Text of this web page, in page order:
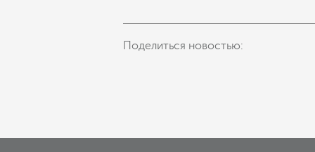
Поделиться новостью: